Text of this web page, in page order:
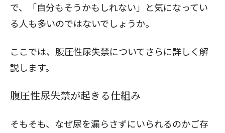
で、「自分もそうかもしれない」と気になってい
る人も多いのではないでしょうか。
ここでは、腹圧性尿失禁についてさらに詳しく解
説します。
腹圧性尿失禁が起きる仕組み
そもそも、なぜ尿を漏らさずにいられるのかご存